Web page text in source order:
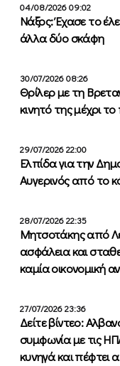
04/08/2026 09:02
Νάξος: Έχασε το
άλλα δύο σκάφη
30/07/2026 08:26
Θρίλερ με τη
κινητό της μέχρι
29/07/2026 22:00
Ελπίδα για την
Αυγερινός από το
28/07/2026 22:35
Μητσοτάκης από
ασφάλεια και
καμία οικονομική
27/07/2026 23:36
Δείτε βίντεο:
συμφωνία με τις
κυνηγά και πέφτει